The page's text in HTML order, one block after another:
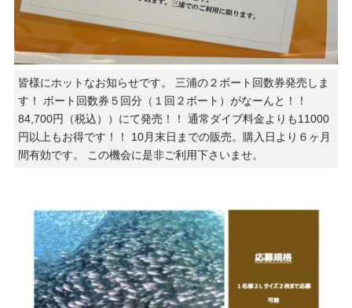
皆様にホットなお知らせです。 三浦の２ボート回数券発売しま
す！ ボート回数券５回分（１回２ボート）がなーんと！！
84,700円（税込））にて発売！！ 通常ダイブ料金よりも11000
円以上もお得です！！ 10月末日までの販売。購入日より６ヶ月
間有効です。 この機会に是非ご利用下さいませ。